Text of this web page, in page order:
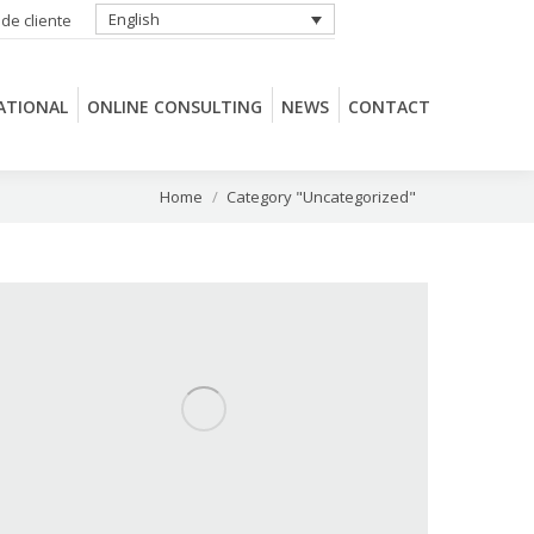
cliente English
ONLINE CONSULTING NEWS CONTACT
You are here:
Home Category "Uncategorized"